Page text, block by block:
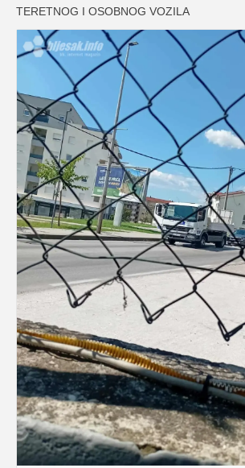
TERETNOG I OSOBNOG VOZILA